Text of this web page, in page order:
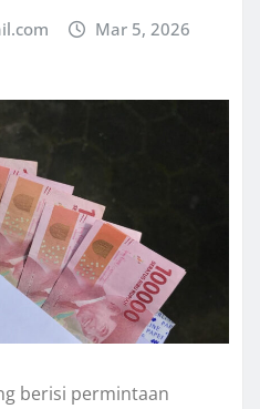
Mar 5, 2026
berisi permintaan